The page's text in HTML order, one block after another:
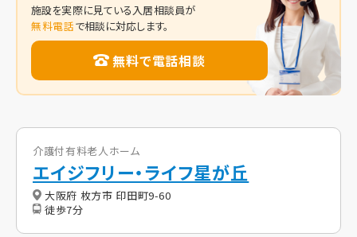
施設を実際に見ている入居相談員が
無料電話で相談に対応します。
無料で電話相談
介護付有料老人ホーム
エイジフリー・ライフ星が丘
大阪府 枚方市 印田町9-60
徒歩7分